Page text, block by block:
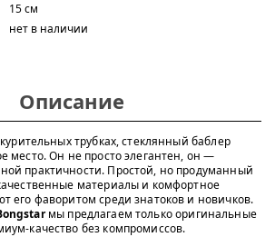
15 см
нет в наличии
Описание
трубках, стеклянный баблер
место. Он не просто элегантен, он —
практичности. Простой, но продуманный
материалы и комфортное
его фаворитом среди знатоков и новичков.
мы предлагаем только оригинальные
качество без компромиссов.